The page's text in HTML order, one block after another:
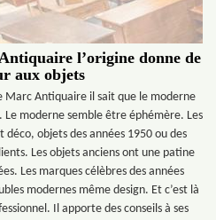
l’origine donne de
aux objets
Marc Antiquaire il sait que le moderne
Le moderne semble être éphémère. Les
objets des années 1950 ou des
Les objets anciens ont une patine
Les marques célèbres des années
modernes même design. Et c’est là
Il apporte des conseils à ses